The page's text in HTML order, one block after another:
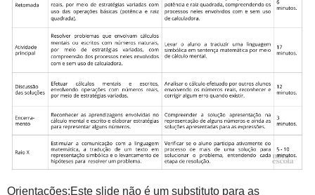
Orientações:Este slide não é um substituto para as